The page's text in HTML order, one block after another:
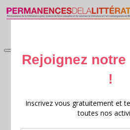
Littérature en jardin
Littérature en jardin 2026
Littérature en jardin 2025
Littérature en jardin 2024
Littérature en jardin 2022
Littérature en jardin 2021